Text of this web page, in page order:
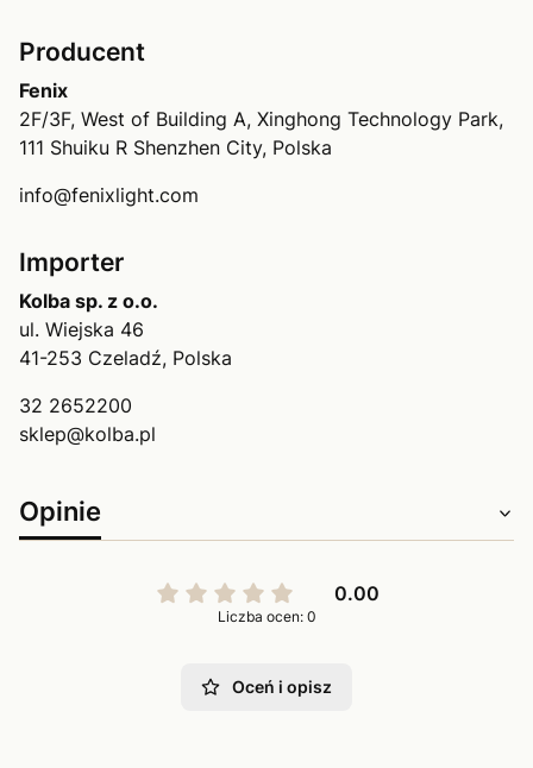
Producent
Fenix
2F/3F, West of Building A, Xinghong Technology Park,
111 Shuiku R Shenzhen City, Polska
info@fenixlight.com
Importer
Kolba sp. z o.o.
ul. Wiejska 46
41-253 Czeladź, Polska
32 2652200
sklep@kolba.pl
Opinie
0.00
Liczba ocen: 0
Oceń i opisz